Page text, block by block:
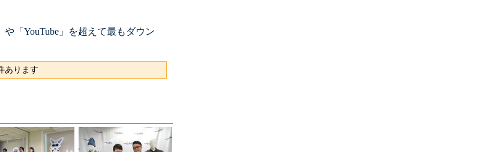
「YouTube」を超えて最もダウン
あります